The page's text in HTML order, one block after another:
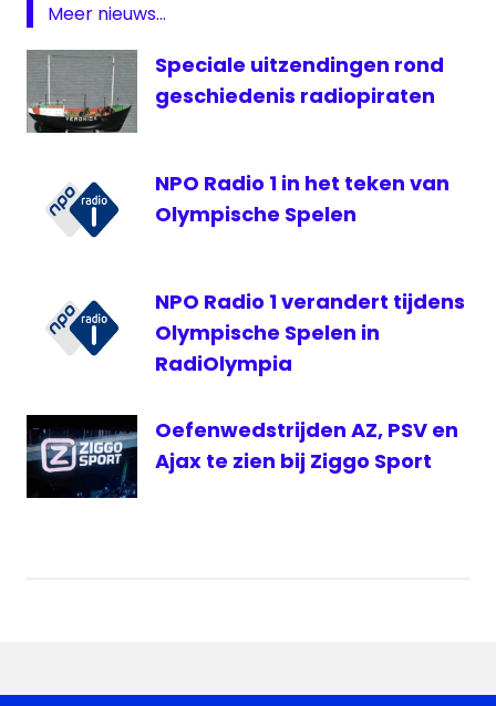
Sports
KNVB
Beker
AZ
livestream
Beker
NPO
Sparta
Sparta
Live
Meer nieuws...
Speciale uitzendingen rond
geschiedenis radiopiraten
NPO Radio 1 in het teken van
Olympische Spelen
NPO Radio 1 verandert tijdens
Olympische Spelen in
RadiOlympia
Oefenwedstrijden AZ, PSV en
Ajax te zien bij Ziggo Sport